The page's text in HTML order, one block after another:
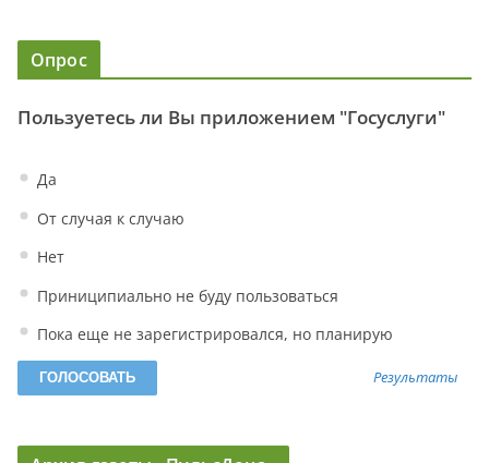
Опрос
Пользуетесь ли Вы приложением "Госуслуги"
Да
От случая к случаю
Нет
Приниципиально не буду пользоваться
Пока еще не зарегистрировался, но планирую
Результаты